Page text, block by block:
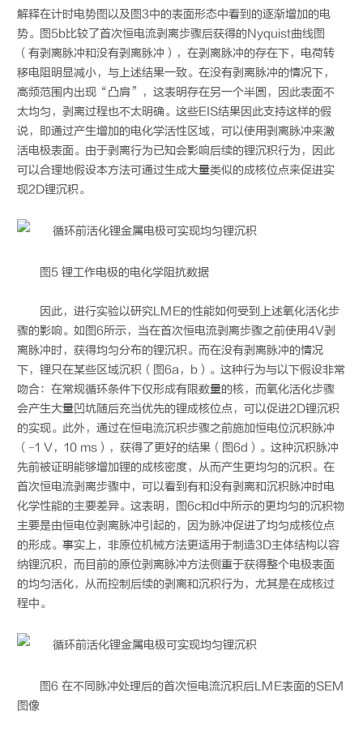
解释在计时电势图以及图3中的表面形态中看到的逐渐增加的电
势。图5b比较了首次恒电流剥离步骤后获得的Nyquist曲线图
（有剥离脉冲和没有剥离脉冲），在剥离脉冲的存在下，电荷转
移电阻明显减小，与上述结果一致。在没有剥离脉冲的情况下，
高频范围内出现“凸肩”，这表明存在另一个半圆，因此表面不
太均匀，剥离过程也不太明确。这些EIS结果因此支持这样的假
说，即通过产生增加的电化学活性区域，可以使用剥离脉冲来激
活电极表面。由于剥离行为已知会影响后续的锂沉积行为，因此
可以合理地假设本方法可通过生成大量类似的成核位点来促进实
现2D锂沉积。
图5 锂工作电极的电化学阻抗数据
因此，进行实验以研究LME的性能如何受到上述氧化活化步
骤的影响。如图6所示，当在首次恒电流剥离步骤之前使用4V剥
离脉冲时，获得均匀分布的锂沉积。而在没有剥离脉冲的情况
下，锂只在某些区域沉积（图6a，b）。这种行为与以下假设非常
吻合：在常规循环条件下仅形成有限数量的核，而氧化活化步骤
会产生大量凹坑随后充当优先的锂成核位点，可以促进2D锂沉积
的实现。此外，通过在恒电流沉积步骤之前施加恒电位沉积脉冲
（−1 V，10 ms），获得了更好的结果（图6d）。这种沉积脉冲
先前被证明能够增加锂的成核密度，从而产生更均匀的沉积。在
首次恒电流剥离步骤中，可以看到有和没有剥离和沉积脉冲时电
化学性能的主要差异。这表明，图6c和d中所示的更均匀的沉积物
主要是由恒电位剥离脉冲引起的，因为脉冲促进了均匀成核位点
的形成。事实上，非原位机械方法更适用于制造3D主体结构以容
纳锂沉积，而目前的原位剥离脉冲方法侧重于获得整个电极表面
的均匀活化，从而控制后续的剥离和沉积行为，尤其是在成核过
程中。
图6 在不同脉冲处理后的首次恒电流沉积后LME表面的SEM
图像